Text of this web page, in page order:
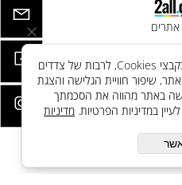
אתרים
לידיעתך, באתרנו נעשה שימוש בקבצי Cookies, לרבות של צדדים
שיפור חוויית הגלישה והצגת
באתר מהווה את הסכמתך
במדיניות הפרטיות. מדיניות